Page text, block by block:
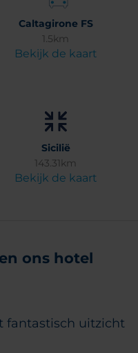
Caltagirone FS
1.5km
Bekijk de kaart
Sicilië
143.31km
Bekijk de kaart
ons hotel
fantastisch uitzicht